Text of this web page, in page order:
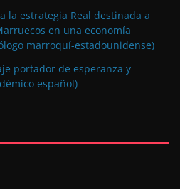
la estrategia Real destinada a
en una economía
marroquí-estadounidense)
portador de esperanza y
español)